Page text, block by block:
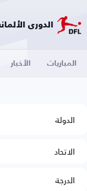
الدوري الألماني (
المباريات الأخبار
الدولة
الاتحاد
الدرجة